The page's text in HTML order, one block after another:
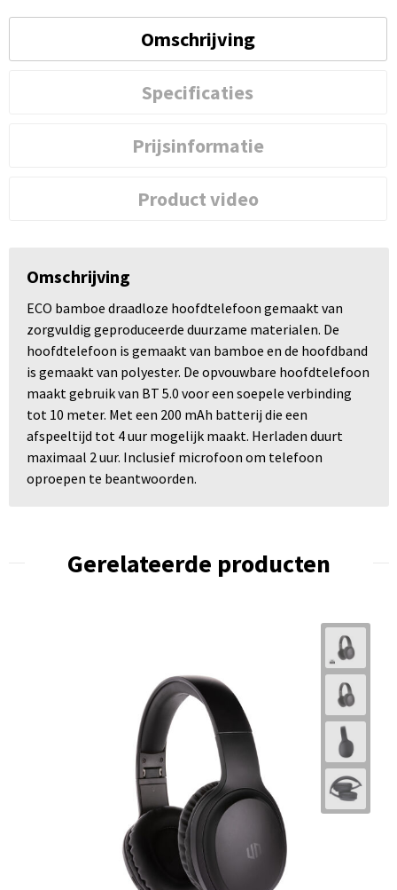
Omschrijving
Specificaties
Prijsinformatie
Product video
Omschrijving
ECO bamboe draadloze hoofdtelefoon gemaakt van
zorgvuldig geproduceerde duurzame materialen. De
hoofdtelefoon is gemaakt van bamboe en de hoofdband
is gemaakt van polyester. De opvouwbare hoofdtelefoon
maakt gebruik van BT 5.0 voor een soepele verbinding
tot 10 meter. Met een 200 mAh batterij die een
afspeeltijd tot 4 uur mogelijk maakt. Herladen duurt
maximaal 2 uur. Inclusief microfoon om telefoon
oproepen te beantwoorden.
Gerelateerde producten